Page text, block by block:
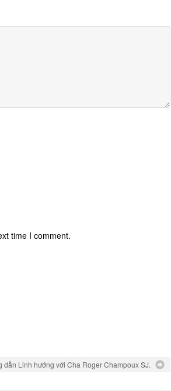
time I comment.
dẫn Linh hướng với Cha Roger Champoux SJ.